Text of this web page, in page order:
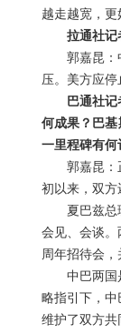
越走越宽，更
拉通社记
郭嘉昆：
压。美方应
巴通社
何成果？巴
一里程碑有何
郭嘉昆：
初以来，双方
夏巴兹
会见、会谈
周年招待会，
中巴两国
略指引下，
维护了双方